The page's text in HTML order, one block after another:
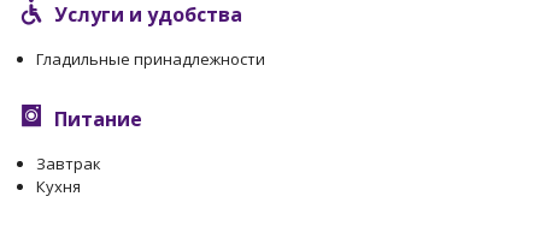
Услуги и удобства
Гладильные принадлежности
Питание
Завтрак
Кухня